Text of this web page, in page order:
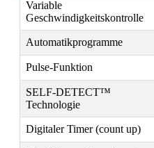
Variable
Geschwindigkeitskontrolle
Automatikprogramme
Pulse-Funktion
SELF-DETECT™
Technologie
Digitaler Timer (count up)